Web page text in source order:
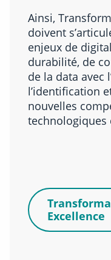
Ainsi,
doivent
enjeux de
durabilité, de
de la data avec
l’identification
nouvelles
technologiques
Excellence